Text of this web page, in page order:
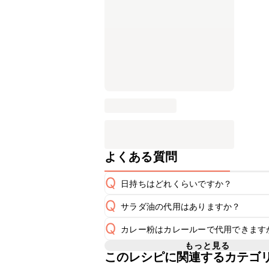
よくある質問
Q 日持ちはどれくらいですか？
A
保存期間は冷蔵で翌日中が目安です
※日持ちは目安です。 こちら
Q サラダ油の代用はありますか？
A
Q カレー粉はカレールーで代用できます
A カレールーにはスパイスの他に塩分
もっと見る
このレシピに関連するカテゴ